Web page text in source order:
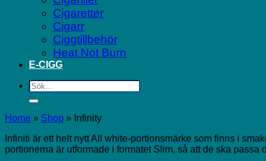
Cigaretter
Cigarr
Ciggtillbehör
Heat Not Burn
E-CIGG
Sök
efter:
Home » Shop » Infinity
Infiniti är ett helt nytt All white-portionsmärke som finns i
portionerna är utformade i formatet Slim, så att de ska passa